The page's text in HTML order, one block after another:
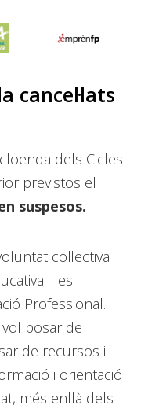
cancel·lats
dels Cicles
previstos el
suspesos.
col·lectiva
i les
Professional.
vol posar de
de recursos i
i orientació
més enllà dels